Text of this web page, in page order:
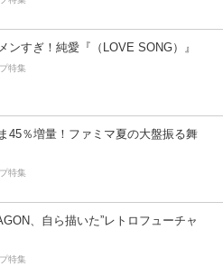
ンすぎ！純愛『（LOVE SONG）』
特集
45％増量！ファミマ夏の大盤振る舞
特集
、自ら描いた”レトロフューチャ
特集